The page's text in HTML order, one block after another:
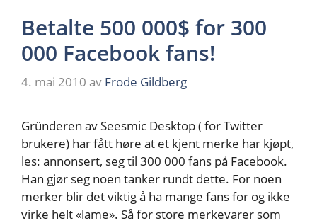
Betalte 500 000$ for 300
000 Facebook fans!
4. mai 2010 av Frode Gildberg
Gründeren av Seesmic Desktop ( for Twitter
brukere) har fått høre at et kjent merke har kjøpt,
les: annonsert, seg til 300 000 fans på Facebook.
Han gjør seg noen tanker rundt dette. For noen
merker blir det viktig å ha mange fans for og ikke
virke helt «lame». Så for store merkevarer som